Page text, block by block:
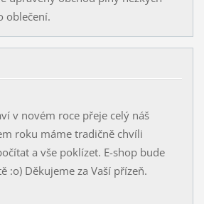
oblečení.
v novém roce přeje celý náš
roku máme tradičně chvíli
a vše poklízet. E-shop bude
:o) Děkujeme za Vaší přízeň.